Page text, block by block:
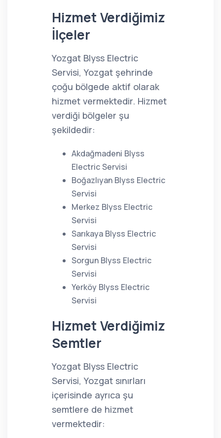
Hizmet Verdiğimiz
İlçeler
Yozgat Blyss Electric
Servisi, Yozgat şehrinde
çoğu bölgede aktif olarak
hizmet vermektedir. Hizmet
verdiği bölgeler şu
şekildedir:
Akdağmadeni Blyss
Electric Servisi
Boğazlıyan Blyss Electric
Servisi
Merkez Blyss Electric
Servisi
Sarıkaya Blyss Electric
Servisi
Sorgun Blyss Electric
Servisi
Yerköy Blyss Electric
Servisi
Hizmet Verdiğimiz
Semtler
Yozgat Blyss Electric
Servisi, Yozgat sınırları
içerisinde ayrıca şu
semtlere de hizmet
vermektedir: